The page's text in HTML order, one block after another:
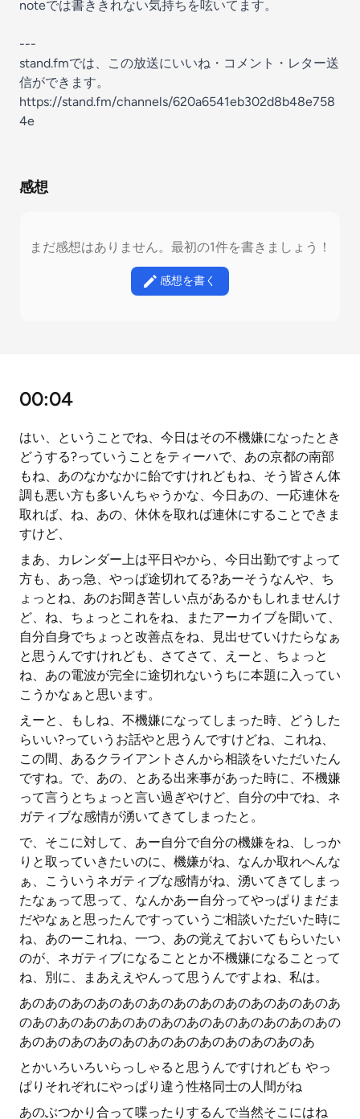
noteでは書ききれない気持ちを呟いてます。
---
stand.fmでは、この放送にいいね・コメント・レター送
信ができます。
https://stand.fm/channels/620a6541eb302d8b48e758
4e
感想
まだ感想はありません。最初の1件を書きましょう！
感想を書く
00:04
はい、ということでね、今日はその不機嫌になったとき
どうする?っていうことをティーハで、あの京都の南部
もね、あのなかなかに飴ですけれどもね、そう皆さん体
調も悪い方も多いんちゃうかな、今日あの、一応連休を
取れば、ね、あの、休休を取れば連休にすることできま
すけど、
まあ、カレンダー上は平日やから、今日出勤ですよって
方も、あっ急、やっぱ途切れてる?あーそうなんや、ち
ょっとね、あのお聞き苦しい点があるかもしれませんけ
ど、ね、ちょっとこれをね、またアーカイブを聞いて、
自分自身でちょっと改善点をね、見出せていけたらなぁ
と思うんですけれども、さてさて、えーと、ちょっと
ね、あの電波が完全に途切れないうちに本題に入ってい
こうかなぁと思います。
えーと、もしね、不機嫌になってしまった時、どうした
らいい?っていうお話やと思うんですけどね、これね、
この間、あるクライアントさんから相談をいただいたん
ですね。で、あの、とある出来事があった時に、不機嫌
って言うとちょっと言い過ぎやけど、自分の中でね、ネ
ガティブな感情が湧いてきてしまったと。
で、そこに対して、あー自分で自分の機嫌をね、しっか
りと取っていきたいのに、機嫌がね、なんか取れへんな
ぁ、こういうネガティブな感情がね、湧いてきてしまっ
たなぁって思って、なんかあー自分ってやっぱりまだま
だやなぁと思ったんですっていうご相談いただいた時に
ね、あのーこれね、一つ、あの覚えておいてもらいたい
のが、ネガティブになることとか不機嫌になることって
ね、別に、まあええやんって思うんですよね、私は。
あのあのあのあのあのあのあのあのあのあのあのあのあ
のあのあのあのあのあのあのあのあのあのあのあのあの
あのあのあのあのあのあのあのあのあのあのあのあ
とかいろいろいらっしゃると思うんですけれども やっ
ぱりそれぞれにやっぱり違う性格同士の人間がね
あのぶつかり合って喋ったりするんで当然そこにはね